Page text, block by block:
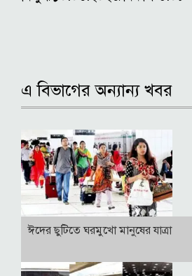
এ বিভাগের অন্যান্য খবর
ঈদের ছুটিতে ঘরমুখো মানুষের যাত্রা